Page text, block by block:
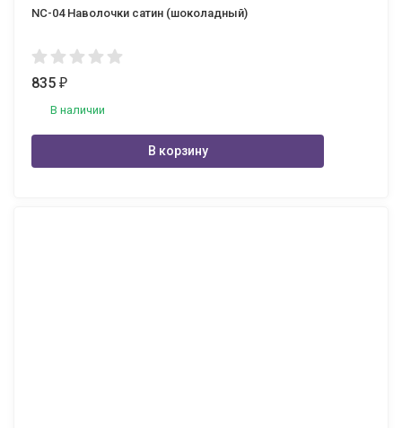
NC-04 Наволочки сатин (шоколадный)
835₽
В наличии
В корзину